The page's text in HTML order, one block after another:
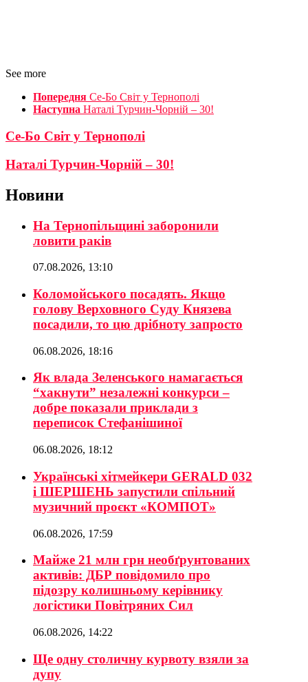
See more
Попередня Се-Бо Світ у Тернополі
Наступна Наталі Турчин-Чорній – 30!
Се-Бо Світ у Тернополі
Наталі Турчин-Чорній – 30!
Новини
На Тернопільщині заборонили
ловити раків
07.08.2026, 13:10
Коломойського посадять. Якщо
голову Верховного Суду Князева
посадили, то цю дрібноту запросто
06.08.2026, 18:16
Як влада Зеленського намагається
“хакнути” незалежні конкурси –
добре показали приклади з
переписок Стефанішиної
06.08.2026, 18:12
Українські хітмейкери GERALD 032
і ШЕРШЕНЬ запустили спільний
музичний проєкт «КОМПОТ»
06.08.2026, 17:59
Майже 21 млн грн необґрунтованих
активів: ДБР повідомило про
підозру колишньому керівнику
логістики Повітряних Сил
06.08.2026, 14:22
Ще одну столичну курвоту взяли за
дупу